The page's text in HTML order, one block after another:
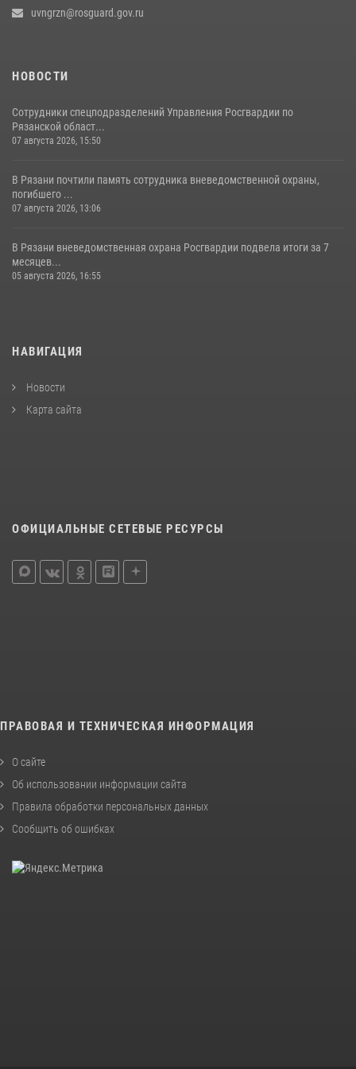
uvngrzn@rosguard.gov.ru
НОВОСТИ
Сотрудники спецподразделений Управления Росгвардии по
Рязанской област...
07 августа 2026, 15:50
В Рязани почтили память сотрудника вневедомственной охраны,
погибшего ...
07 августа 2026, 13:06
В Рязани вневедомственная охрана Росгвардии подвела итоги за 7
месяцев...
05 августа 2026, 16:55
НАВИГАЦИЯ
Новости
Карта сайта
ОФИЦИАЛЬНЫЕ СЕТЕВЫЕ РЕСУРСЫ
ПРАВОВАЯ И ТЕХНИЧЕСКАЯ ИНФОРМАЦИЯ
О сайте
Об использовании информации сайта
Правила обработки персональных данных
Сообщить об ошибках